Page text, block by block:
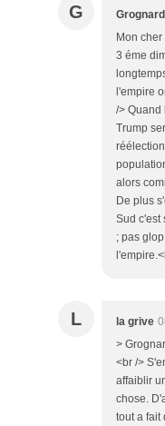
G Grognard
Mon
3 éme
l'empire
/> Quand
Trump
alors
De plus
Sud c'est
; pas
L la grive
>
<br />
affaiblir
chose.
tout a fait